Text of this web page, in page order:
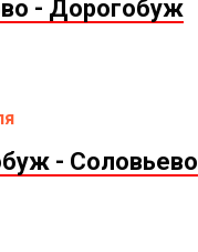
- Дорогобуж
- Соловьево